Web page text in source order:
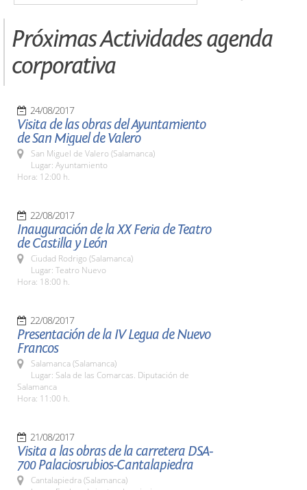
Próximas Actividades agenda
corporativa
24/08/2017
Visita de las obras del Ayuntamiento
de San Miguel de Valero
San Miguel de Valero (Salamanca)
Lugar: Ayuntamiento
Hora: 12:00 h.
22/08/2017
Inauguración de la XX Feria de Teatro
de Castilla y León
Ciudad Rodrigo (Salamanca)
Lugar: Teatro Nuevo
Hora: 18:00 h.
22/08/2017
Presentación de la IV Legua de Nuevo
Francos
Salamanca (Salamanca)
Lugar: Sala de las Comarcas. Diputación de
Salamanca
Hora: 11:00 h.
21/08/2017
Visita a las obras de la carretera DSA-
700 Palaciosrubios-Cantalapiedra
Cantalapiedra (Salamanca)